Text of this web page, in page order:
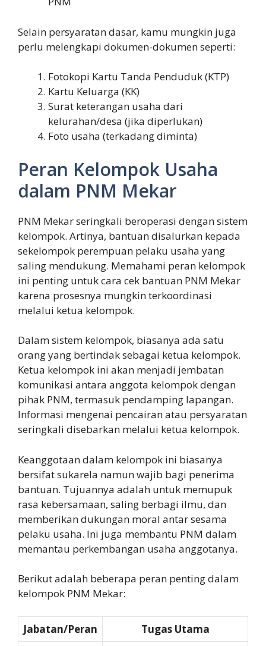
Selain persyaratan dasar, kamu mungkin juga
perlu melengkapi dokumen-dokumen seperti:
Fotokopi Kartu Tanda Penduduk (KTP)
Kartu Keluarga (KK)
Surat keterangan usaha dari
kelurahan/desa (jika diperlukan)
Foto usaha (terkadang diminta)
Peran Kelompok Usaha
dalam PNM Mekar
PNM Mekar seringkali beroperasi dengan sistem
kelompok. Artinya, bantuan disalurkan kepada
sekelompok perempuan pelaku usaha yang
saling mendukung. Memahami peran kelompok
ini penting untuk cara cek bantuan PNM Mekar
karena prosesnya mungkin terkoordinasi
melalui ketua kelompok.
Dalam sistem kelompok, biasanya ada satu
orang yang bertindak sebagai ketua kelompok.
Ketua kelompok ini akan menjadi jembatan
komunikasi antara anggota kelompok dengan
pihak PNM, termasuk pendamping lapangan.
Informasi mengenai pencairan atau persyaratan
seringkali disebarkan melalui ketua kelompok.
Keanggotaan dalam kelompok ini biasanya
bersifat sukarela namun wajib bagi penerima
bantuan. Tujuannya adalah untuk memupuk
rasa kebersamaan, saling berbagi ilmu, dan
memberikan dukungan moral antar sesama
pelaku usaha. Ini juga membantu PNM dalam
memantau perkembangan usaha anggotanya.
Berikut adalah beberapa peran penting dalam
kelompok PNM Mekar:
Jabatan/Peran Tugas Utama